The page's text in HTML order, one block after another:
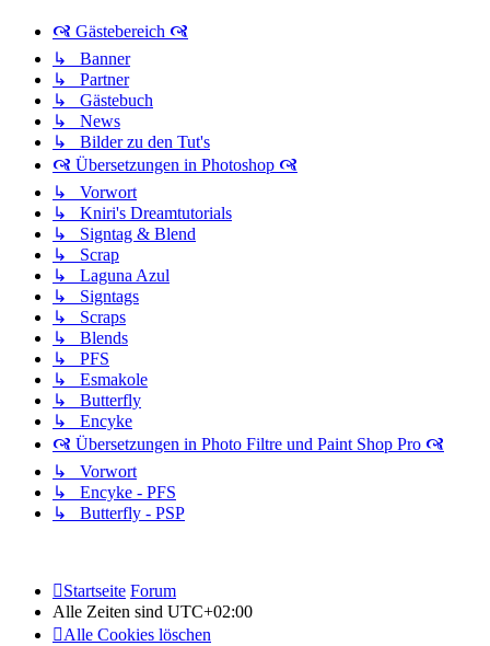
🙧 Gästebereich 🙧
↳ Banner
↳ Partner
↳ Gästebuch
↳ News
↳ Bilder zu den Tut's
🙧 Übersetzungen in Photoshop 🙧
↳ Vorwort
↳ Kniri's Dreamtutorials
↳ Signtag & Blend
↳ Scrap
↳ Laguna Azul
↳ Signtags
↳ Scraps
↳ Blends
↳ PFS
↳ Esmakole
↳ Butterfly
↳ Encyke
🙧 Übersetzungen in Photo Filtre und Paint Shop Pro 🙧
↳ Vorwort
↳ Encyke - PFS
↳ Butterfly - PSP
Startseite Forum
Alle Zeiten sind UTC+02:00
Alle Cookies löschen